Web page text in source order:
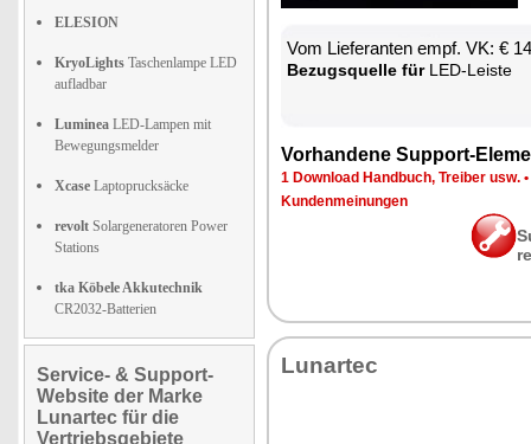
ELESION
KryoLights Taschenlampe LED
aufladbar
Luminea LED-Lampen mit
Bewegungsmelder
Xcase Laptoprucksäcke
revolt Solargeneratoren Power
Stations
tka Köbele Akkutechnik
CR2032-Batterien
Service- & Support-
Website der Marke
Lunartec für die
Vertriebsgebiete
Vom Lie­fe­ran­ten empf. VK: €
Be­zugs­quel­le fürLED-Leis­te
Vor­han­de­ne Sup­port-
1 Down­load Hand­buch, Trei­ber usw. •
Kun­den­mei­nun­gen
Lun­ar­tec